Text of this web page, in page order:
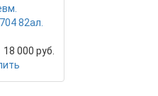
82ал.
18 000 руб.